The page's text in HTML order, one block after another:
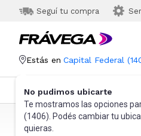
Seguí tu compra
Estás en Capital Federal (
No pudimos ubicarte
Te mostramos las opciones
(1406). Podés cambiar tu
quieras.
Categorías Más
Frávega Informática Gaming